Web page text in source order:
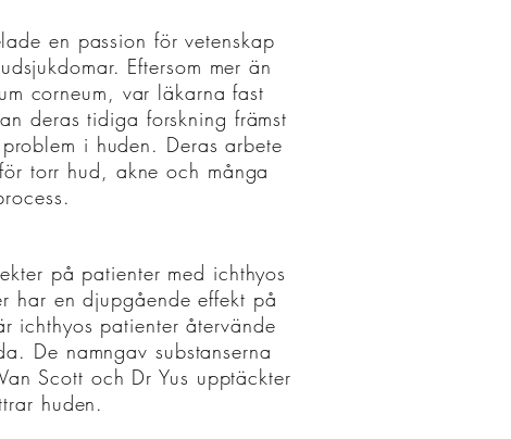
en passion för vetenskap
Eftersom mer än
corneum, var läkarna fast
deras tidiga forskning främst
i huden. Deras arbete
torr hud, akne och många
på patienter med ichthyos
har en djupgående effekt på
ichthyos patienter återvände
De namngav substanserna
Scott och Dr Yus upptäckter
huden.